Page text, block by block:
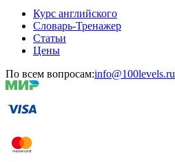
Курс английского
Словарь-Тренажер
Статьи
Цены
По всем вопросам:info@100levels.ru